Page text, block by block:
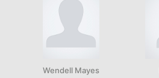
Wendell Mayes